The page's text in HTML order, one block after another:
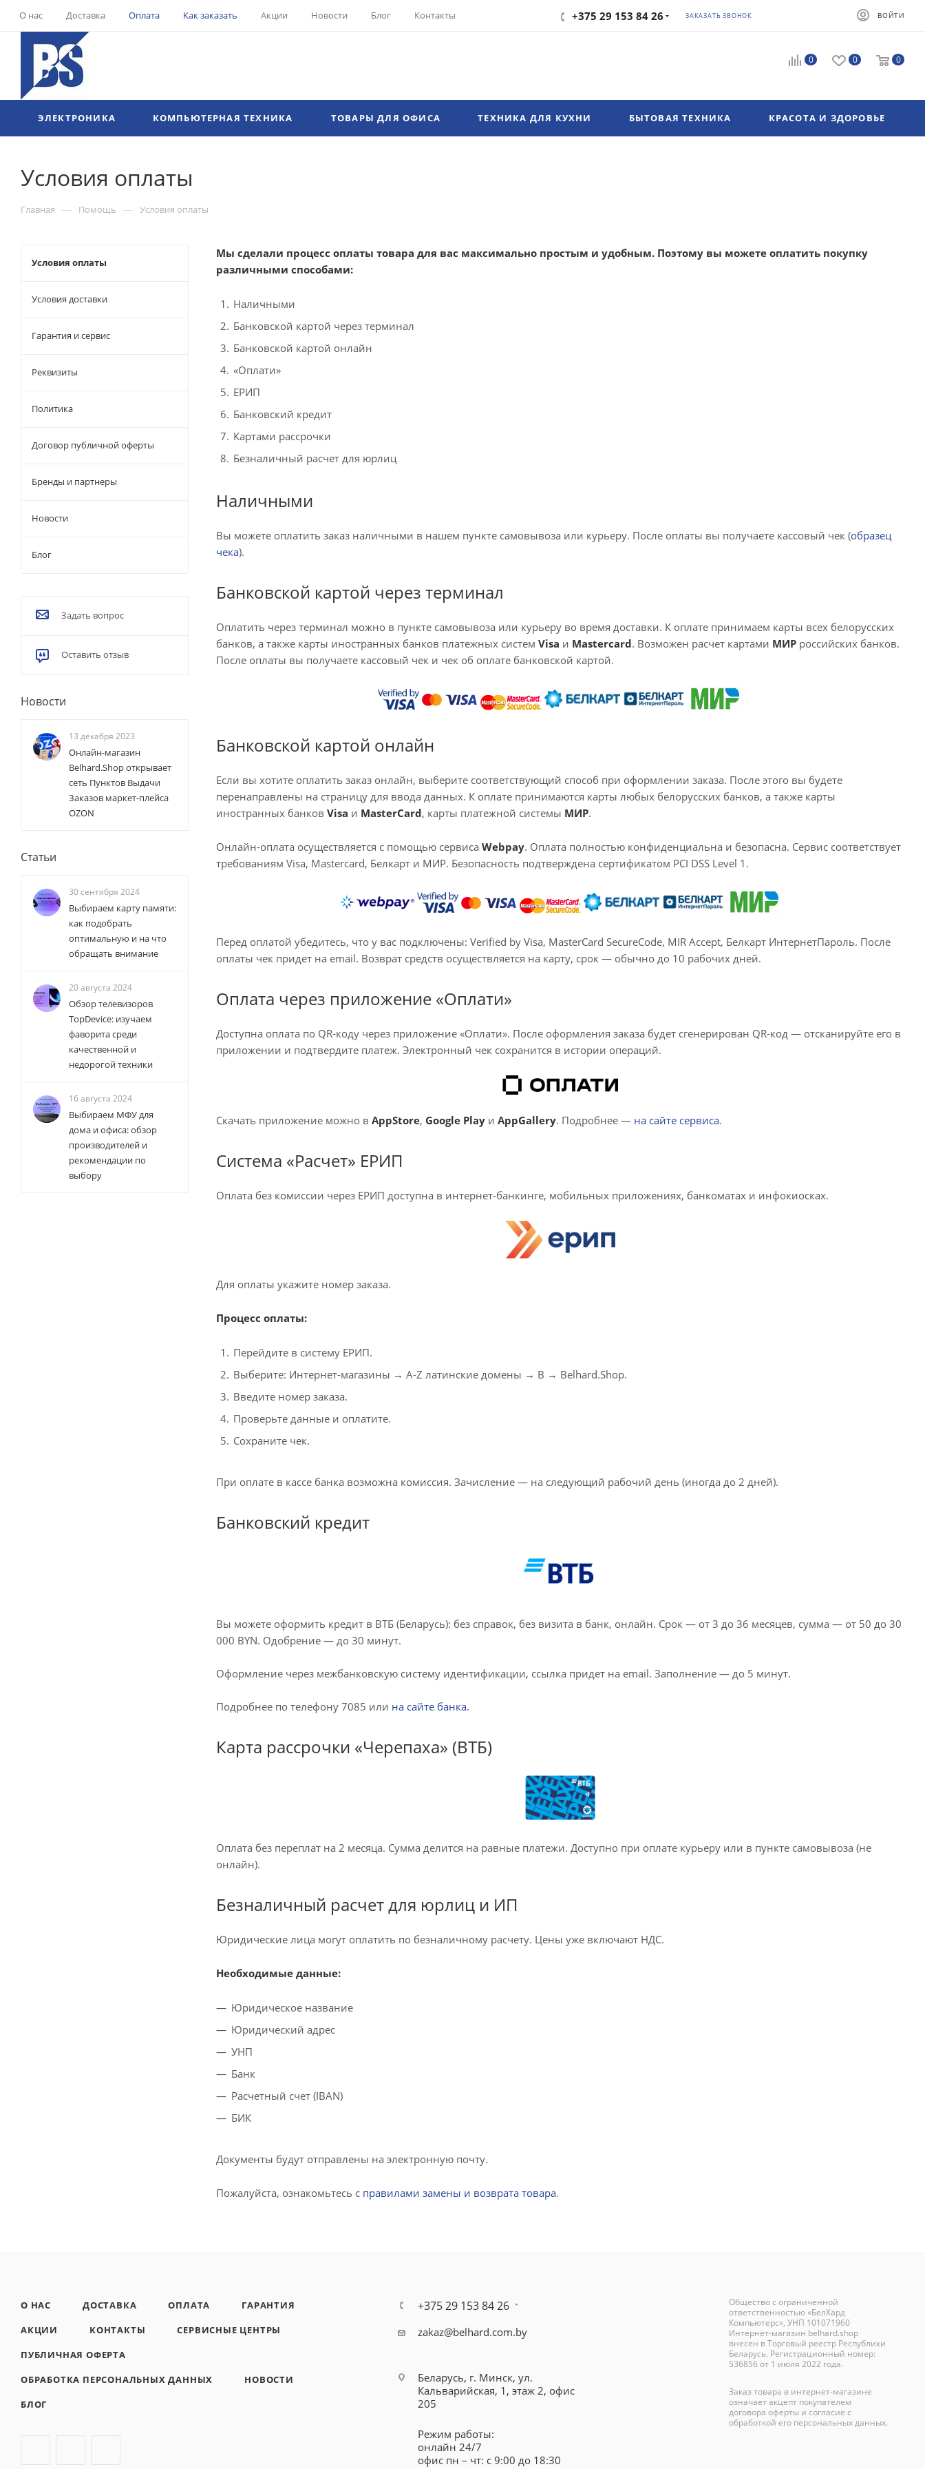
О нас Доставка Оплата Как заказать Акции Новости Блог Контакты +375 29 153 84 26 ЗАКАЗАТЬ ЗВОНОК ВОЙТИ
0 0 0
ЭЛЕКТРОНИКА КОМПЬЮТЕРНАЯ ТЕХНИКА ТОВАРЫ ДЛЯ ОФИСА ТЕХНИКА ДЛЯ КУХНИ БЫТОВАЯ ТЕХНИКА КРАСОТА И ЗДОРОВЬЕ
Условия оплаты
Главная — Помощь — Условия оплаты
Мы сделали процесс оплаты товара для вас максимально простым и удобным. Поэтому вы можете оплатить покупку
различными способами:
Наличными
Банковской картой через терминал
Банковской картой онлайн
«Оплати»
ЕРИП
Банковский кредит
Картами рассрочки
Безналичный расчет для юрлиц
Наличными
Вы можете оплатить заказ наличными в нашем пункте самовывоза или курьеру. После оплаты вы получаете кассовый чек (образец
чека).
Банковской картой через терминал
Оплатить через терминал можно в пункте самовывоза или курьеру во время доставки. К оплате принимаем карты всех белорусских
банков, а также карты иностранных банков платежных систем Visa и Mastercard. Возможен расчет картами МИР российских банков.
После оплаты вы получаете кассовый чек и чек об оплате банковской картой.
Банковской картой онлайн
Если вы хотите оплатить заказ онлайн, выберите соответствующий способ при оформлении заказа. После этого вы будете
перенаправлены на страницу для ввода данных. К оплате принимаются карты любых белорусских банков, а также карты
иностранных банков Visa и MasterCard, карты платежной системы МИР.
Онлайн-оплата осуществляется с помощью сервиса Webpay. Оплата полностью конфиденциальна и безопасна. Сервис соответствует
требованиям Visa, Mastercard, Белкарт и МИР. Безопасность подтверждена сертификатом PCI DSS Level 1.
Перед оплатой убедитесь, что у вас подключены: Verified by Visa, MasterCard SecureCode, MIR Accept, Белкарт ИнтернетПароль. После
оплаты чек придет на email. Возврат средств осуществляется на карту, срок — обычно до 10 рабочих дней.
Оплата через приложение «Оплати»
Доступна оплата по QR-коду через приложение «Оплати». После оформления заказа будет сгенерирован QR-код — отсканируйте его в
приложении и подтвердите платеж. Электронный чек сохранится в истории операций.
Скачать приложение можно в AppStore, Google Play и AppGallery. Подробнее — на сайте сервиса.
Система «Расчет» ЕРИП
Оплата без комиссии через ЕРИП доступна в интернет-банкинге, мобильных приложениях, банкоматах и инфокиосках.
Для оплаты укажите номер заказа.
Процесс оплаты:
Перейдите в систему ЕРИП.
Выберите: Интернет-магазины → A-Z латинские домены → B → Belhard.Shop.
Введите номер заказа.
Проверьте данные и оплатите.
Сохраните чек.
При оплате в кассе банка возможна комиссия. Зачисление — на следующий рабочий день (иногда до 2 дней).
Банковский кредит
Вы можете оформить кредит в ВТБ (Беларусь): без справок, без визита в банк, онлайн. Срок — от 3 до 36 месяцев, сумма — от 50 до 30
000 BYN. Одобрение — до 30 минут.
Оформление через межбанковскую систему идентификации, ссылка придет на email. Заполнение — до 5 минут.
Подробнее по телефону 7085 или на сайте банка.
Карта рассрочки «Черепаха» (ВТБ)
Оплата без переплат на 2 месяца. Сумма делится на равные платежи. Доступно при оплате курьеру или в пункте самовывоза (не
онлайн).
Безналичный расчет для юрлиц и ИП
Юридические лица могут оплатить по безналичному расчету. Цены уже включают НДС.
Необходимые данные:
Юридическое название
Юридический адрес
УНП
Банк
Расчетный счет (IBAN)
БИК
Документы будут отправлены на электронную почту.
Пожалуйста, ознакомьтесь с правилами замены и возврата товара.
Условия оплаты
Условия доставки
Гарантия и сервис
Реквизиты
Политика
Договор публичной оферты
Бренды и партнеры
Новости
Блог
Задать вопрос
Оставить отзыв
Новости
13 декабря 2023
Онлайн-магазин
Belhard.Shop открывает
сеть Пунктов Выдачи
Заказов маркет-плейса
OZON
Статьи
30 сентября 2024
Выбираем карту памяти:
как подобрать
оптимальную и на что
обращать внимание
20 августа 2024
Обзор телевизоров
TopDevice: изучаем
фаворита среди
качественной и
недорогой техники
16 августа 2024
Выбираем МФУ для
дома и офиса: обзор
производителей и
рекомендации по
выбору
О НАС ДОСТАВКА ОПЛАТА
ГАРАНТИЯ
АКЦИИ
КОНТАКТЫ
СЕРВИСНЫЕ ЦЕНТРЫ
ПУБЛИЧНАЯ ОФЕРТА
ОБРАБОТКА ПЕРСОНАЛЬНЫХ ДАННЫХ
НОВОСТИ
БЛОГ
+375 29 153 84 26
zakaz@belhard.com.by
Беларусь, г. Минск, ул.
Кальварийская, 1, этаж 2, офис
205
Режим работы:
онлайн 24/7
офис пн – чт: с 9:00 до 18:30
Общество с ограниченной
ответственностью «БелХард
Компьютерс», УНП 101071960
Интернет-магазин belhard.shop
внесен в Торговый реестр Республики
Беларусь. Регистрационный номер:
536856 от 1 июля 2022 года.
Заказ товара в интернет-магазине
означает акцепт покупателем
договора оферты и согласие с
обработкой его персональных данных.